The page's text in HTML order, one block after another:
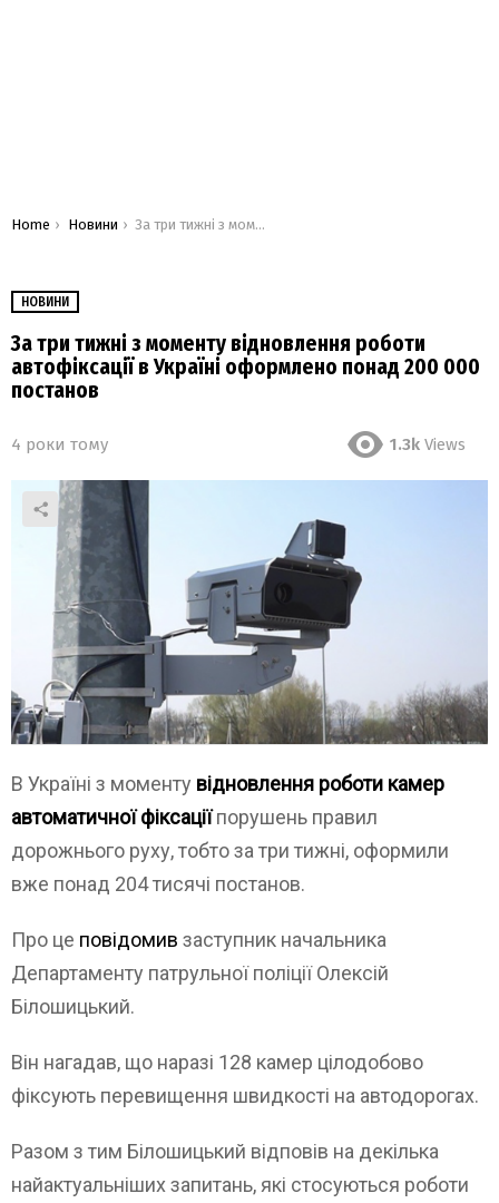
You are here:
Home Новини За три тижні з моменту відновлення роботи автофіксації в Україні оформлено понад 200 000 постанов
НОВИНИ
За три тижні з моменту відновлення роботи
автофіксації в Україні оформлено понад 200 000
постанов
4 роки тому 1.3k Views
В Україні з моменту відновлення роботи камер
автоматичної фіксаціїпорушень правил
дорожнього руху, тобто за три тижні, оформили
вже понад 204 тисячі постанов.
Про це повідомив заступник начальника
Департаменту патрульної поліції Олексій
Білошицький.
Він нагадав, що наразі 128 камер цілодобово
фіксують перевищення швидкості на автодорогах.
Разом з тим Білошицький відповів на декілька
найактуальніших запитань, які стосуються роботи